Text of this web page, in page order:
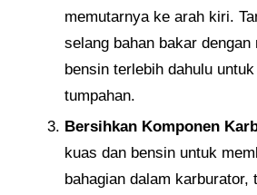
memutarnya ke arah kiri.
selang bahan bakar dengan
bensin terlebih dahulu
tumpahan.
Bersihkan Komponen
kuas dan bensin untuk
bahagian dalam karburator,